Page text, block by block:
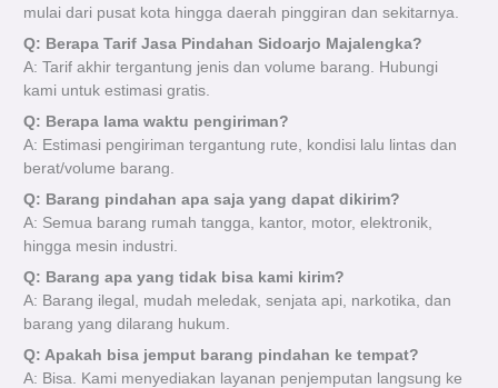
mulai dari pusat kota hingga daerah pinggiran dan sekitarnya.
Q: Berapa Tarif Jasa Pindahan Sidoarjo Majalengka?
A: Tarif akhir tergantung jenis dan volume barang. Hubungi
kami untuk estimasi gratis.
Q: Berapa lama waktu pengiriman?
A: Estimasi pengiriman tergantung rute, kondisi lalu lintas dan
berat/volume barang.
Q: Barang pindahan apa saja yang dapat dikirim?
A: Semua barang rumah tangga, kantor, motor, elektronik,
hingga mesin industri.
Q: Barang apa yang tidak bisa kami kirim?
A: Barang ilegal, mudah meledak, senjata api, narkotika, dan
barang yang dilarang hukum.
Q: Apakah bisa jemput barang pindahan ke tempat?
A: Bisa. Kami menyediakan layanan penjemputan langsung ke